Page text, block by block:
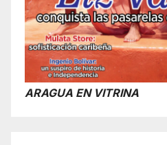
ARAGUA EN VITRINA